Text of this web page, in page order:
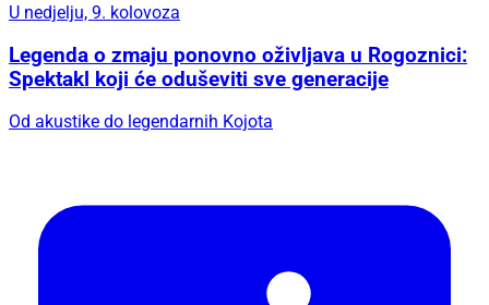
U nedjelju, 9. kolovoza
Legenda o zmaju ponovno oživljava u Rogoznici:
Spektakl koji će oduševiti sve generacije
Od akustike do legendarnih Kojota